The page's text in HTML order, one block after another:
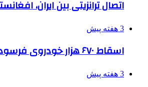
اتصال ترانزیتی بین ایران،
3 هفته پیش
اسقاط ۶۷۰ هزار خودروی فرسوده طی ۳ سال
3 هفته پیش